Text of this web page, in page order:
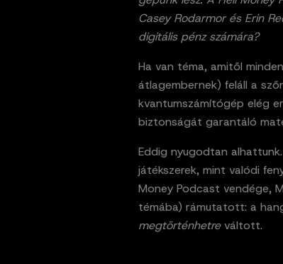
Casey Rodarmor és Erin
digitális pénz számára?
Ha van téma, amitől
átlagembernek) feláll a
kvantumszámítógép elég
biztonságát garantáló
Eddig nyugodtan
játékszerek, mint valódi
Money Podcast vendége,
témába) rámutatott: a
megtörténhetreváltott.